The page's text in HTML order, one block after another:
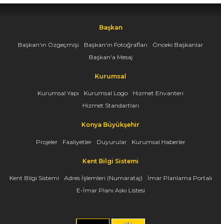
Başkan
Başkan'ın Özgeçmişi Başkan'ın Fotoğrafları
Önceki Başkanlar
Başkan'a Mesaj
Kurumsal
Kurumsal Yapı Kurumsal Logo
Hizmet Envanteri
Hizmet Standartları
Konya Büyükşehir
Projeler Faaliyetler Duyurular Kurumsal Haberler
Kent Bilgi Sistemi
Kent Bilgi Sistemi Adres İşlemleri (Numarataj)
İmar Planlama Portalı
E-İmar Planı Askı Listesi